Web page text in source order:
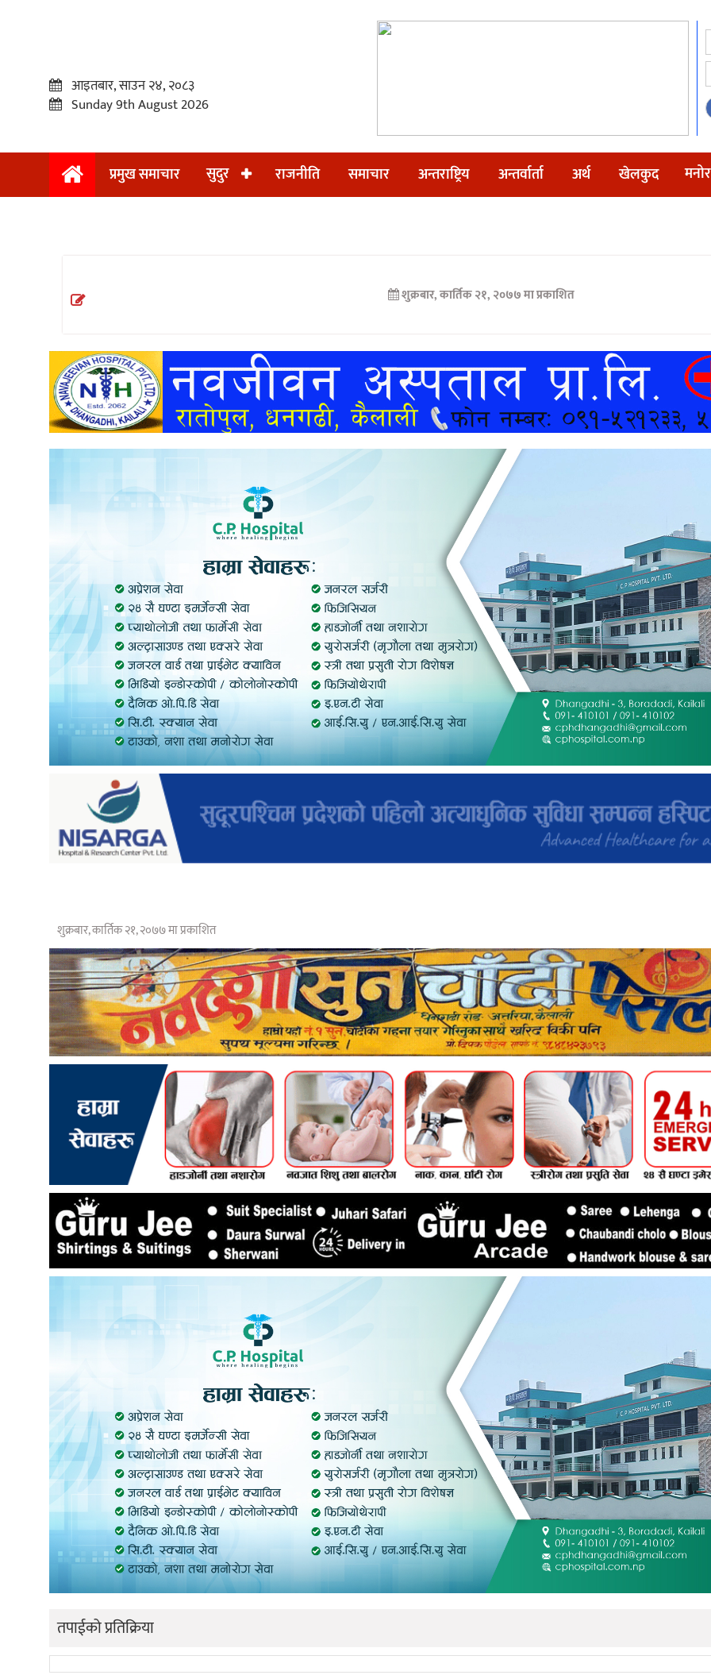
प्रमुख
अन्तराष्ट्रिय
अन्तर्वार्ता
खेलकुद
आइतबार, साउन २४, २०८३
Sunday 9th August 2026
प्रमुख समाचार सुदुर राजनीति समाचार अन्तराष्ट्रिय अन्तर्वार्ता अर्थ खेलकुद
शुक्रबार, कार्तिक २१, २०७७ मा प्रकाशित
शुक्रबार, कार्तिक २१, २०७७ मा प्रकाशित
तपाईको प्रतिक्रिया